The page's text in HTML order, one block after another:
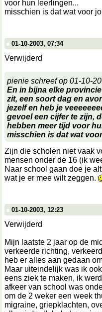
voor hun leerlingen...
misschien is dat wat voor
01-10-2003, 07:34
Verwijderd
pienie schreef op 01-10-
En in bijna elke
zit, een soort dag en
jezelf en heb je
gevoel een cijfer te zijn,
hebben meer tijd voor
misschien is dat wat
Zijn die scholen niet vaak
mensen onder de 16 (ik
Naar school gaan doe je
wat je er mee wilt zeggen.
01-10-2003, 12:23
Verwijderd
Mijn laatste 2 jaar op de
verkeerde richting,
heb er alles aan gedaan
Maar uiteindelijk was ik
eens ziek te maken, ik
afkeer van school was
om de 2 weker een week
migraine, griepklachten,